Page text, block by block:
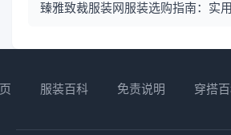
臻雅致裁服装网服装选购指南：实
服装百科 免责说明 穿搭